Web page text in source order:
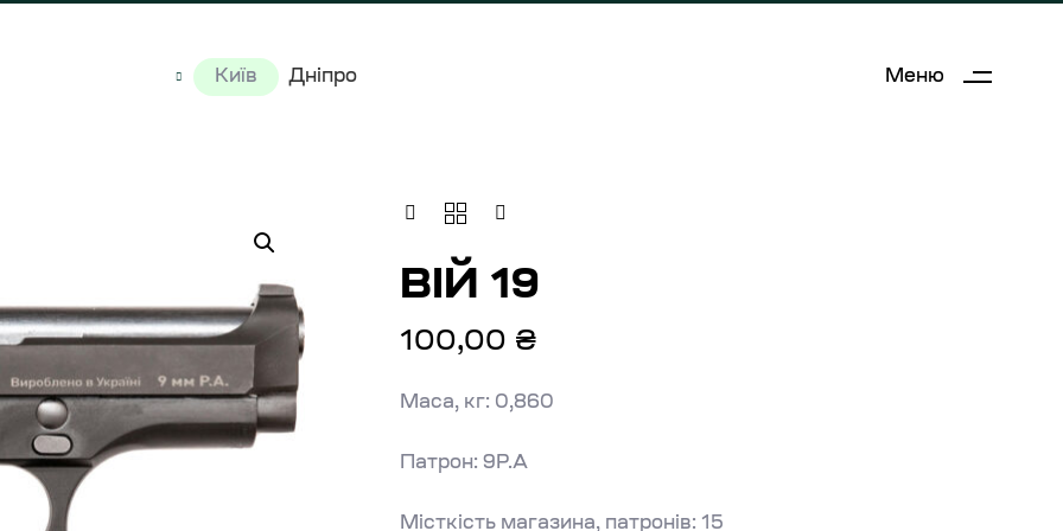
Київ Дніпро Меню
ВІЙ 19
100,00 ₴
Маса, кг: 0,860
Патрон: 9Р.А
Місткість магазина, патронів: 15